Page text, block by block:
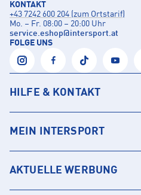
KONTAKT
+43 7242 600 204 (zum Ortstarif)
Mo. – Fr. 08:00 – 20:00 Uhr
service.eshop@intersport.at
FOLGE UNS
HILFE & KONTAKT
MEIN INTERSPORT
AKTUELLE WERBUNG